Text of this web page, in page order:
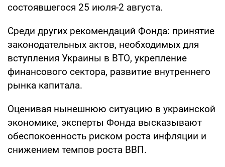
состоявшегося 25 июля-2 августа.
Среди других рекомендаций Фонда: принятие
законодательных актов, необходимых для
вступления Украины в ВТО, укрепление
финансового сектора, развитие внутреннего
рынка капитала.
Оценивая нынешнюю ситуацию в украинской
экономике, эксперты Фонда высказывают
обеспокоенность риском роста инфляции и
снижением темпов роста ВВП.